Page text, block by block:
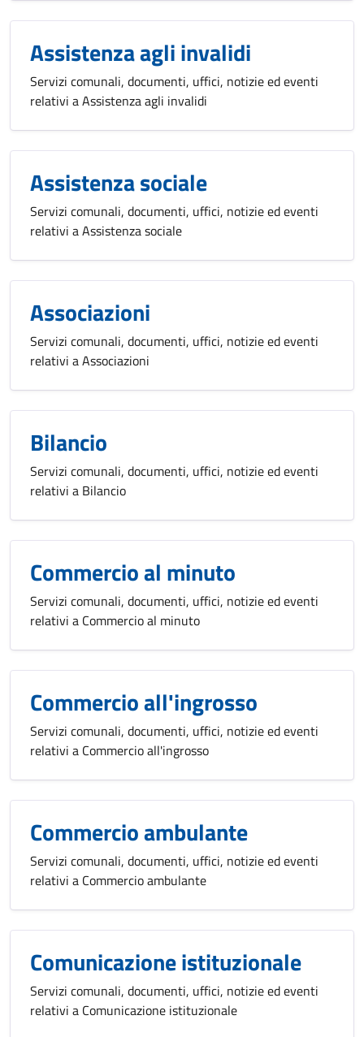
Assistenza agli invalidi
Servizi comunali, documenti, uffici, notizie ed eventi
relativi a Assistenza agli invalidi
Assistenza sociale
Servizi comunali, documenti, uffici, notizie ed eventi
relativi a Assistenza sociale
Associazioni
Servizi comunali, documenti, uffici, notizie ed eventi
relativi a Associazioni
Bilancio
Servizi comunali, documenti, uffici, notizie ed eventi
relativi a Bilancio
Commercio al minuto
Servizi comunali, documenti, uffici, notizie ed eventi
relativi a Commercio al minuto
Commercio all'ingrosso
Servizi comunali, documenti, uffici, notizie ed eventi
relativi a Commercio all'ingrosso
Commercio ambulante
Servizi comunali, documenti, uffici, notizie ed eventi
relativi a Commercio ambulante
Comunicazione istituzionale
Servizi comunali, documenti, uffici, notizie ed eventi
relativi a Comunicazione istituzionale